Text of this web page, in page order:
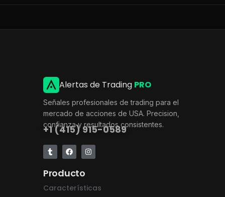
Alertas de Trading PRO
Señales profesionales de trading para el
mercado de acciones de USA. Precision,
confianza y resultados consistentes.
+1 (415) 915-0589
Producto
Características